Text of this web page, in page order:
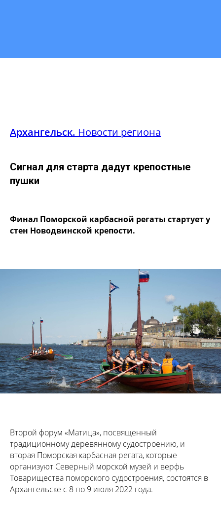
Архангельск. Новости региона
Сигнал для старта дадут крепостные
пушки
Финал Поморской карбасной регаты стартует у
стен Новодвинской крепости.
Второй форум «Матица», посвященный
традиционному деревянному судостроению, и
вторая Поморская карбасная регата, которые
организуют Северный морской музей и верфь
Товарищества поморского судостроения, состоятся в
Архангельске с 8 по 9 июля 2022 года.